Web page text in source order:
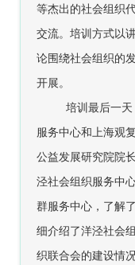
等杰出的社会组织
交流。培训方式以
论围绕社会组织的
开展。
培训最后一
服务中心和上海观
公益发展研究院院
泾社会组织服务中
群服务中心，了解
细介绍了洋泾社会
织联合会的建设情